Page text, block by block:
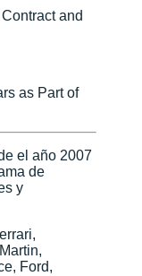
and
as Part of
el año 2007
de
y
Ford,